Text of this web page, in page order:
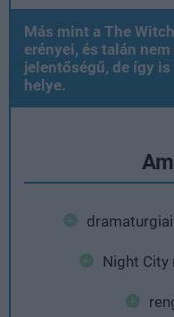
Más mint a The
erényei, és talán
jelentőségű, de így
helye.
Night City